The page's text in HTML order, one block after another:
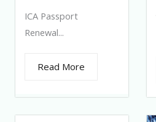
ICA Passport
Renewal...
Read More